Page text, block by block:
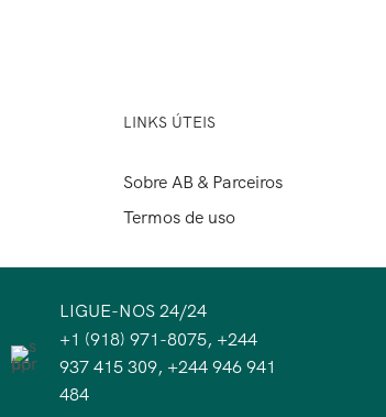
LINKS ÚTEIS
Sobre AB & Parceiros
Termos de uso
LIGUE-NOS 24/24
+1 (918) 971-8075, +244
937 415 309, +244 946 941
484